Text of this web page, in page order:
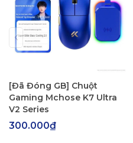
[Đã Đóng GB] Chuột
Gaming Mchose K7 Ultra
V2 Series
300.000₫